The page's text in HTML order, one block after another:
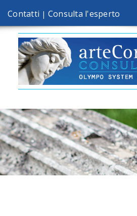
Contatti | Consulta l'esperto